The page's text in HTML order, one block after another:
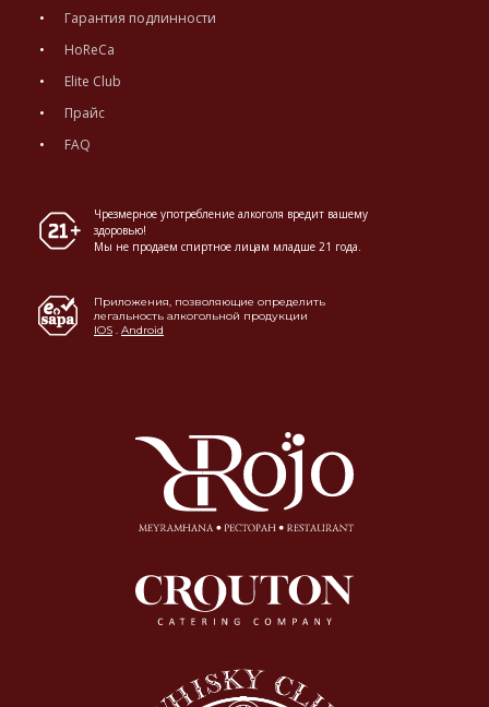
Гарантия подлинности
HoReCa
Elite Club
Прайс
FAQ
Чрезмерное употребление алкоголя вредит вашему
здоровью!
Мы не продаем спиртное лицам младше 21 года.
Приложения, позволяющие определить
легальность алкогольной продукции
IOS . Android